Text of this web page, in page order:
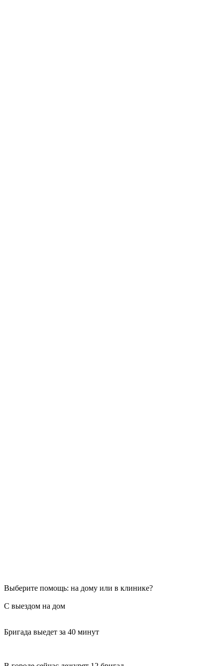
Выберите помощь: на дому или в клинике?
С выездом на дом
Бригада выедет за 40 минут